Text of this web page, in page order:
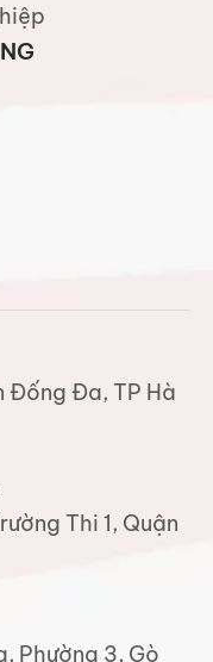
Đống Đa, TP Hà
Thi 1, Quận
Phường 3, Gò